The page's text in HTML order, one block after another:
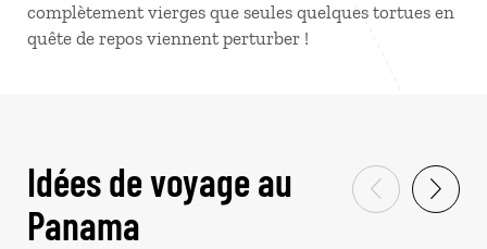
complètement vierges que seules quelques tortues en
quête de repos viennent perturber !
Idées de voyage au
Panama